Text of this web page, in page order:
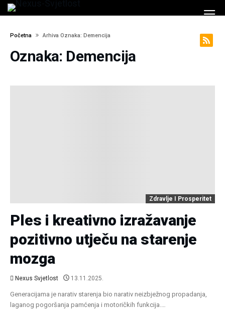
Početna Arhiva Oznaka: Demencija
Oznaka: Demencija
Zdravlje I Prosperitet
Ples i kreativno izražavanje
pozitivno utječu na starenje
mozga
Nexus Svjetlost 13.11.2025.
Generacijama je narativ starenja bio narativ neizbježnog propadanja,
laganog pogoršanja pamćenja i motoričkih funkcija.…